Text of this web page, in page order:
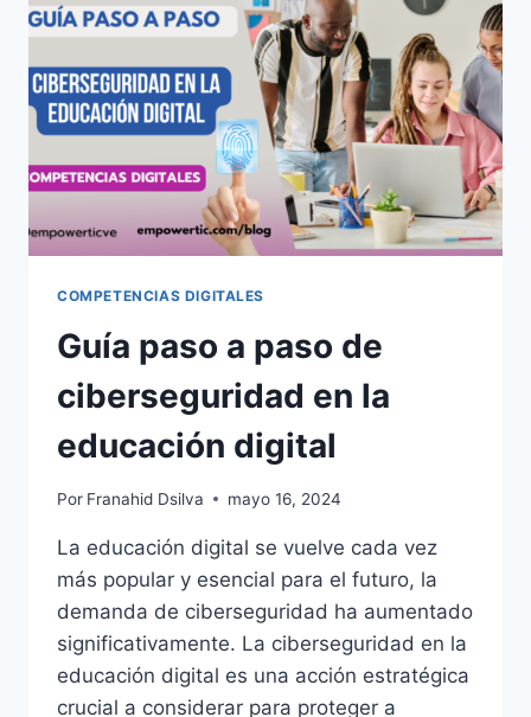
COMPETENCIAS DIGITALES
Guía paso a paso de
ciberseguridad en la
educación digital
Por Franahid Dsilva mayo 16, 2024
La educación digital se vuelve cada vez
más popular y esencial para el futuro, la
demanda de ciberseguridad ha aumentado
significativamente. La ciberseguridad en la
educación digital es una acción estratégica
crucial a considerar para proteger a